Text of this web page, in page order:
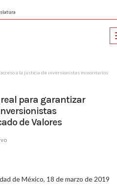
a la justicia de inversionistas minoritarios
para garantizar
de Valores
de México, 18 de marzo de 2019